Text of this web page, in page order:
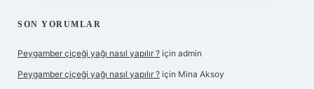
SON YORUMLAR
Peygamber çiçeği yağı nasıl yapılır ? için admin
Peygamber çiçeği yağı nasıl yapılır ? için Mina Aksoy